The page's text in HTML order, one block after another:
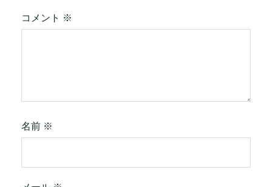
コメント ※
名前 ※